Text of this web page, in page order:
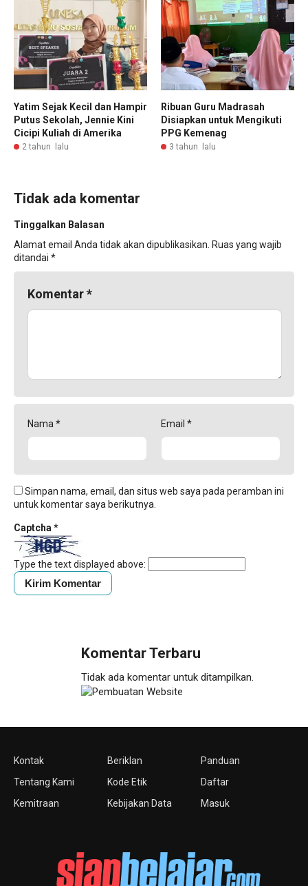
Yatim Sejak Kecil dan Hampir
Putus Sekolah, Jennie Kini
Cicipi Kuliah di Amerika
2 tahun lalu
Ribuan Guru Madrasah
Disiapkan untuk Mengikuti
PPG Kemenag
3 tahun lalu
Tidak ada komentar
Tinggalkan Balasan
Alamat email Anda tidak akan dipublikasikan. Ruas yang wajib
ditandai *
Komentar*
Nama * Email *
Simpan nama, email, dan situs web saya pada peramban ini
untuk komentar saya berikutnya.
Captcha *
Type the text displayed above:
Komentar Terbaru
Tidak ada komentar untuk ditampilkan.
Kontak
Tentang Kami
Kemitraan
Beriklan
Kode Etik
Kebijakan Data
Panduan
Daftar
Masuk